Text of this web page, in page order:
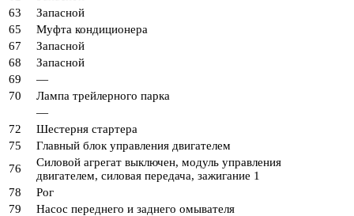
63
Запасной
65
Муфта кондиционера
67
Запасной
68
Запасной
69
—
70
Лампа трейлерного парка
—
72
Шестерня стартера
75
Главный блок управления двигателем
76
Силовой агрегат выключен, модуль управления
двигателем, силовая передача, зажигание 1
78
Рог
79
Насос переднего и заднего омывателя